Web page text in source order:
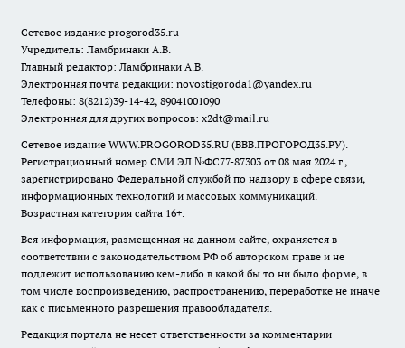
Сетевое издание progorod35.ru
Учредитель: Ламбринаки А.В.
Главный редактор: Ламбринаки А.В.
Электронная почта редакции: novostigoroda1@yandex.ru
Телефоны: 8(8212)39-14-42, 89041001090
Электронная для других вопросов: x2dt@mail.ru
Сетевое издание WWW.PROGOROD35.RU (ВВВ.ПРОГОРОД35.РУ).
Регистрационный номер СМИ ЭЛ №ФС77-87303 от 08 мая 2024 г.,
зарегистрировано Федеральной службой по надзору в сфере связи,
информационных технологий и массовых коммуникаций.
Возрастная категория сайта 16+.
Вся информация, размещенная на данном сайте, охраняется в
соответствии с законодательством РФ об авторском праве и не
подлежит использованию кем-либо в какой бы то ни было форме, в
том числе воспроизведению, распространению, переработке не иначе
как с письменного разрешения правообладателя.
Редакция портала не несет ответственности за комментарии